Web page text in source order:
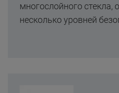
многослойного стекла,
несколько уровней